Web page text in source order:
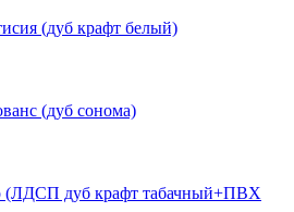
(дуб крафт белый)
(дуб сонома)
(ЛДСП дуб крафт табачный+ПВХ